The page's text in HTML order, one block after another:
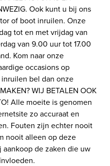
Ook kunt u bij ons
of boot inruilen. Onze
tot en met vrijdag van
van 9.00 uur tot 17.00
Kom naar onze
occasions op
bel dan onze
WIJ BETALEN OOK
Alle moeite is genomen
zo accuraat en
Fouten zijn echter nooit
nooit alleen op deze
de zaken die uw